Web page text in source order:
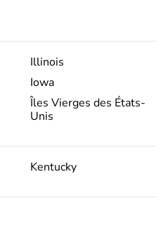
Illinois
Iowa
Îles Vierges des États-
Unis
Kentucky